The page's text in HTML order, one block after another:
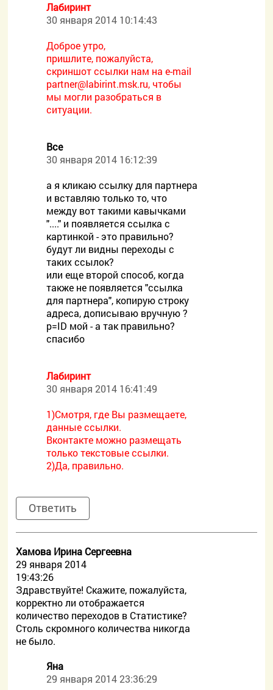
Лабиринт
30 января 2014 10:14:43
Доброе утро,
пришлите, пожалуйста,
скриншот ссылки нам на e-mail
partner@labirint.msk.ru, чтобы
мы могли разобраться в
ситуации.
Все
30 января 2014 16:12:39
а я кликаю ссылку для партнера
и вставляю только то, что
между вот такими кавычками
"...." и появляется ссылка с
картинкой - это правильно?
будут ли видны переходы с
таких ссылок?
или еще второй способ, когда
также не появляется "ссылка
для партнера", копирую строку
адреса, дописываю вручную ?
p=ID мой - а так правильно?
спасибо
Лабиринт
30 января 2014 16:41:49
1)Смотря, где Вы размещаете,
данные ссылки.
Вконтакте можно размещать
только текстовые ссылки.
2)Да, правильно.
Ответить
Хамова Ирина Сергеевна
29 января 2014
19:43:26
Здравствуйте! Скажите, пожалуйста,
корректно ли отображается
количество переходов в Статистике?
Столь скромного количества никогда
не было.
Яна
29 января 2014 23:36:29